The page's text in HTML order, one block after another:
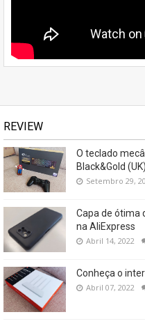
REVIEW
O teclado
Black&Gold (UK)
Setembro 29,
Capa de ótima
na AliExpress
Abril 14, 2022
Conheça o
Abril 07, 2022